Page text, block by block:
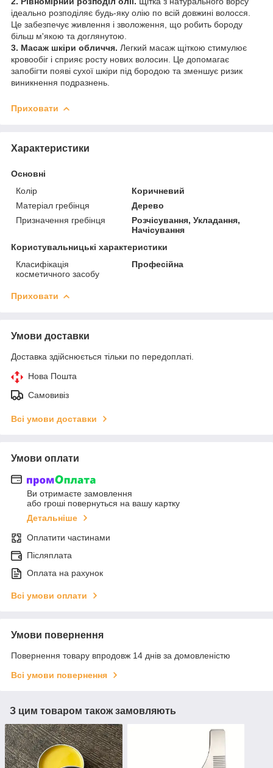
ідеально розподіляє будь-яку олію по всій довжині волосся.
Це забезпечує живлення і зволоження, що робить бороду
більш м'якою та доглянутою.
3. Масаж шкіри обличчя. Легкий масаж щіткою стимулює
кровообіг і сприяє росту нових волосин. Це допомагає
запобігти появі сухої шкіри під бородою та зменшує ризик
виникнення подразнень.
Приховати
Характеристики
Основні
Колір
Коричневий
Матеріал гребінця
Дерево
Призначення гребінця
Розчісування, Укладання,
Начісування
Користувальницькі характеристики
Класифікація
косметичного засобу
Професійна
Приховати
Умови доставки
Доставка здійснюється тільки по передоплаті.
Нова Пошта
Самовивіз
Всі умови доставки
Умови оплати
Ви отримаєте замовлення
або гроші повернуться на вашу картку
Детальніше
Оплатити частинами
Післяплата
Оплата на рахунок
Всі умови оплати
Умови повернення
Повернення товару впродовж 14 днів за домовленістю
Всі умови повернення
З цим товаром також замовляють